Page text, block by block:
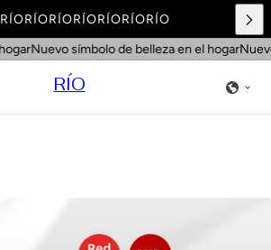
RÍORÍORÍORÍORÍORÍO
Nuevo símbolo de belleza en el hogar
RÍO